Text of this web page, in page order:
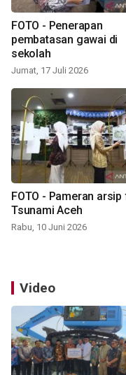
FOTO - Penerapan
pembatasan gawai di
sekolah
Jumat, 17 Juli 2026
FOTO - Pameran
Tsunami Aceh
Rabu, 10 Juni 2026
Video